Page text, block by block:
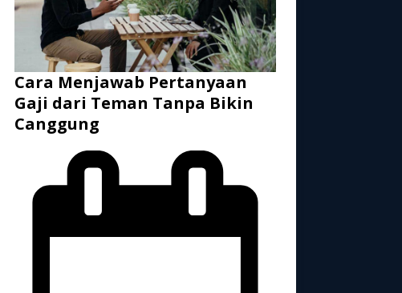
Cara Menjawab Pertanyaan
Gaji dari Teman Tanpa Bikin
Canggung